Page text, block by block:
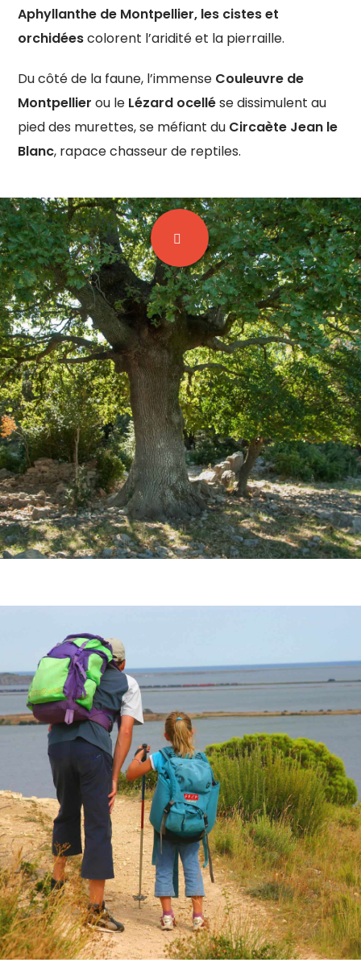
Aphyllanthe de Montpellier, les cistes et
orchidéescolorent l’aridité et la pierraille.
Du côté de la faune, l’immense Couleuvre de
Montpellier ou le Lézard ocellése dissimulent au
pied des murettes, se méfiant du Circaète Jean le
Blanc, rapace chasseur de reptiles.